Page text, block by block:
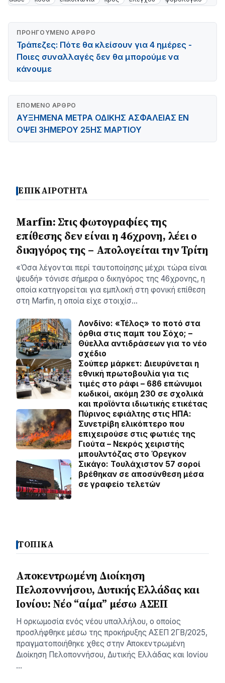
ΠΡΟΗΓΟΎΜΕΝΟ ΆΡΘΡΟ
Τράπεζες: Πότε θα κλείσουν για 4 ημέρες -
Ποιες συναλλαγές δεν θα μπορούμε να
κάνουμε
ΕΠΌΜΕΝΟ ΆΡΘΡΟ
ΑΥΞΗΜΕΝΑ ΜΕΤΡΑ ΟΔΙΚΗΣ ΑΣΦΑΛΕΙΑΣ ΕΝ
ΟΨΕΙ 3ΗΜΕΡΟΥ 25ΗΣ ΜΑΡΤΙΟΥ
ΕΠΙΚΑΙΡΟΤΗΤΑ
Marfin: Στις φωτογραφίες της
επίθεσης δεν είναι η 46χρονη, λέει ο
δικηγόρος της – Απολογείται την Τρίτη
«Όσα λέγονται περί ταυτοποίησης μέχρι τώρα είναι
ψευδή» τόνισε σήμερα ο δικηγόρος της 46χρονης, η
οποία κατηγορείται για εμπλοκή στη φονική επίθεση
στη Marfin, η οποία είχε στοιχίσ…
Λονδίνο: «Τέλος» το ποτό στα
όρθια στις παμπ του Σόχο; –
Θύελλα αντιδράσεων για το νέο
σχέδιο
Σούπερ μάρκετ: Διευρύνεται η
εθνική πρωτοβουλία για τις
τιμές στο ράφι – 686 επώνυμοι
κωδικοί, ακόμη 230 σε σχολικά
και προϊόντα ιδιωτικής ετικέτας
Πύρινος εφιάλτης στις ΗΠΑ:
Συνετρίβη ελικόπτερο που
επιχειρούσε στις φωτιές της
Γιούτα – Νεκρός χειριστής
μπουλντόζας στο Όρεγκον
Σικάγο: Τουλάχιστον 57 σοροί
βρέθηκαν σε αποσύνθεση μέσα
σε γραφείο τελετών
ΤΟΠΙΚΑ
Αποκεντρωμένη Διοίκηση
Πελοποννήσου, Δυτικής Ελλάδας και
Ιονίου: Νέο “αίμα” μέσω ΑΣΕΠ
Η ορκωμοσία ενός νέου υπαλλήλου, ο οποίος
προσλήφθηκε μέσω της προκήρυξης ΑΣΕΠ 2ΓΒ/2025,
πραγματοποιήθηκε χθες στην Αποκεντρωμένη
Διοίκηση Πελοποννήσου, Δυτικής Ελλάδας και Ιονίου
…